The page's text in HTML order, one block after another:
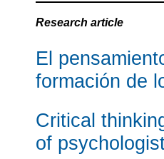
Research article
El
formación de
Critical
of